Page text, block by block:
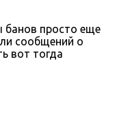
банов просто еще
сообщений о
вот тогда